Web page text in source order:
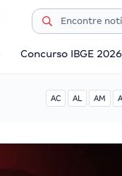
Concurso IBGE 2026
AC AL AM